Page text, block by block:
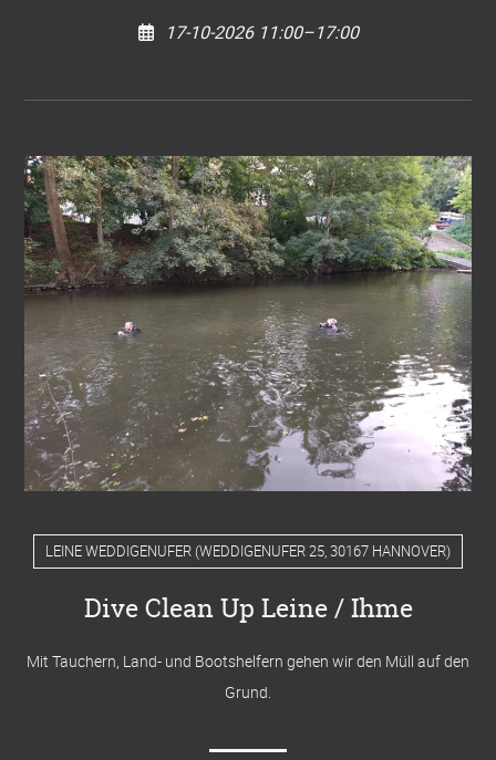
17-10-2026 11:00–17:00
LEINE WEDDIGENUFER (WEDDIGENUFER 25, 30167 HANNOVER)
Dive Clean Up Leine / Ihme
Mit Tauchern, Land- und Bootshelfern gehen wir den Müll auf den
Grund.